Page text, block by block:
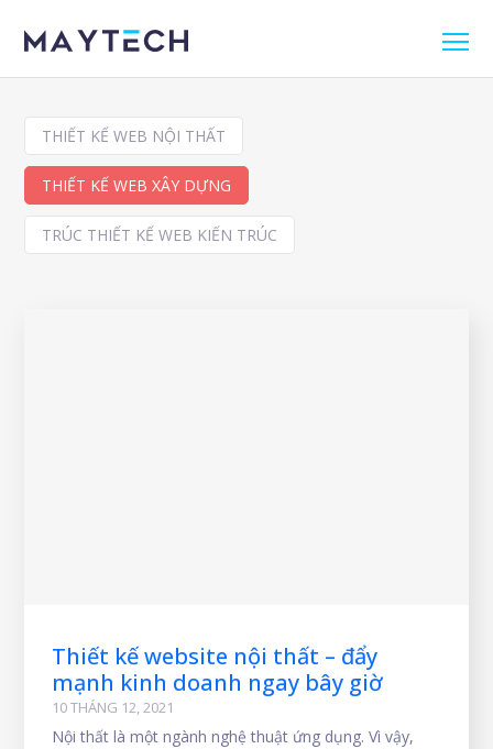
THIẾT KẾ WEB NỘI THẤT
THIẾT KẾ WEB XÂY DỰNG
TRÚC THIẾT KẾ WEB KIẾN TRÚC
Thiết kế website nội thất – đẩy
mạnh kinh doanh ngay bây giờ
10 THÁNG 12, 2021
Nội thất là một ngành nghệ thuật ứng dụng. Vì vậy,